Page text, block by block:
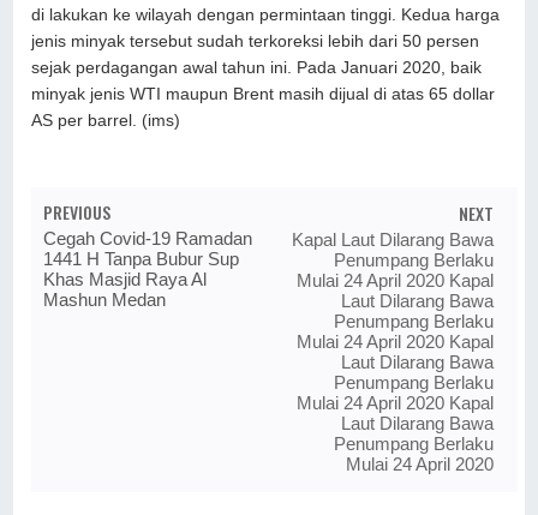
di lakukan ke wilayah dengan permintaan tinggi. Kedua harga
jenis minyak tersebut sudah terkoreksi lebih dari 50 persen
sejak perdagangan awal tahun ini. Pada Januari 2020, baik
minyak jenis WTI maupun Brent masih dijual di atas 65 dollar
AS per barrel. (ims)
PREVIOUS
Cegah Covid-19 Ramadan
1441 H Tanpa Bubur Sup
Khas Masjid Raya Al
Mashun Medan
NEXT
Kapal Laut Dilarang Bawa
Penumpang Berlaku
Mulai 24 April 2020 Kapal
Laut Dilarang Bawa
Penumpang Berlaku
Mulai 24 April 2020 Kapal
Laut Dilarang Bawa
Penumpang Berlaku
Mulai 24 April 2020 Kapal
Laut Dilarang Bawa
Penumpang Berlaku
Mulai 24 April 2020